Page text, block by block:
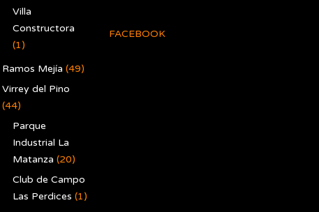
Villa
Constructora
(1)
Ramos Mejía (49)
Virrey del Pino
(44)
Parque
Industrial La
Matanza (20)
Club de Campo
Las Perdices (1)
FACEBOOK